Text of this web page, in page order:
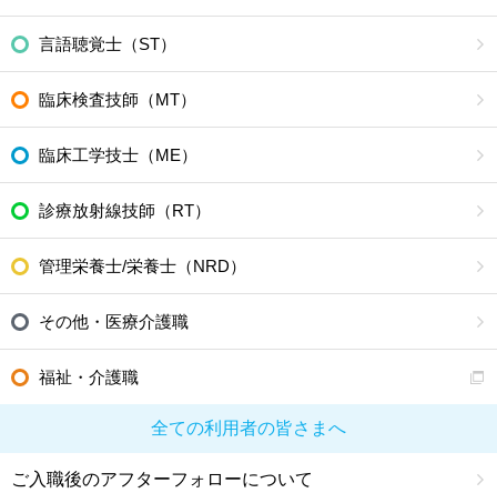
言語聴覚士（ST）
臨床検査技師（MT）
臨床工学技士（ME）
診療放射線技師（RT）
管理栄養士/栄養士（NRD）
その他・医療介護職
福祉・介護職
全ての利用者の皆さまへ
ご入職後のアフターフォローについて